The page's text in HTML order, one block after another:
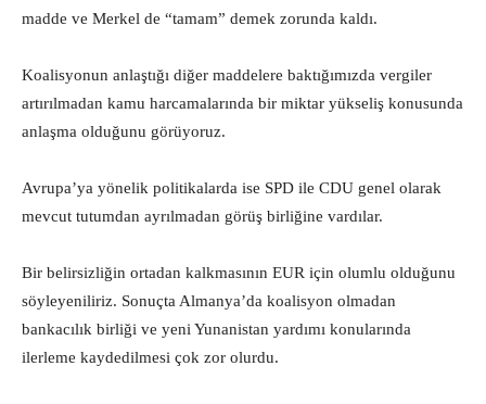
madde ve Merkel de “tamam” demek zorunda kaldı.
Koalisyonun anlaştığı diğer maddelere baktığımızda vergiler
artırılmadan kamu harcamalarında bir miktar yükseliş konusunda
anlaşma olduğunu görüyoruz.
Avrupa’ya yönelik politikalarda ise SPD ile CDU genel olarak
mevcut tutumdan ayrılmadan görüş birliğine vardılar.
Bir belirsizliğin ortadan kalkmasının EUR için olumlu olduğunu
söyleyeniliriz. Sonuçta Almanya’da koalisyon olmadan
bankacılık birliği ve yeni Yunanistan yardımı konularında
ilerleme kaydedilmesi çok zor olurdu.